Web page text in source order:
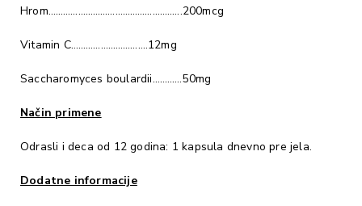
Hrom………………………………………….…..200mcg
Vitamin C………………………….12mg
Saccharomyces boulardii…………50mg
Način primene
Odrasli i deca od 12 godina: 1 kapsula dnevno pre jela.
Dodatne informacije